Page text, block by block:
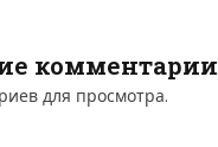
комментарии
для просмотра.